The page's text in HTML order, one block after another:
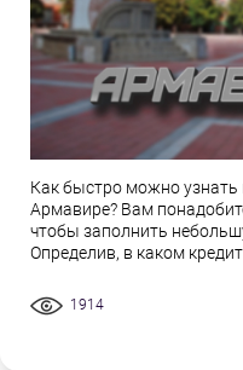
Как быстро можно
Армавире? Вам
чтобы заполнить
Определив, в каком
1914